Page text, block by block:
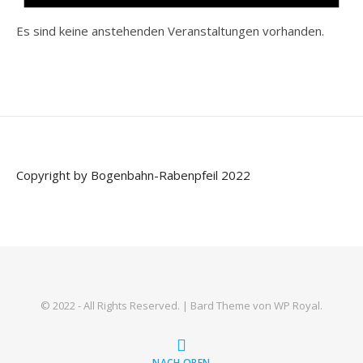
Es sind keine anstehenden Veranstaltungen vorhanden.
Copyright by Bogenbahn-Rabenpfeil 2022
© 2022 - All Rights Reserved. | Bard Theme von WP Royal.